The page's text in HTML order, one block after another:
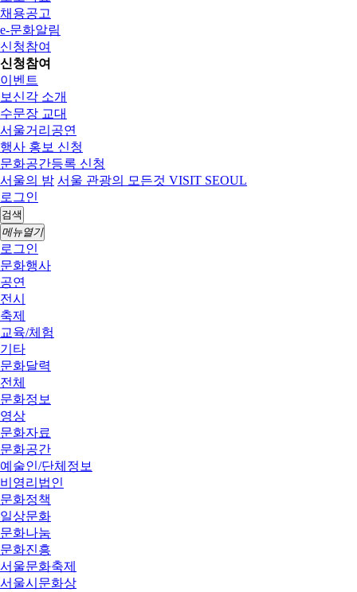
채용공고
e-문화알림
신청참여
신청참여
이벤트
보신각 소개
수문장 교대
서울거리공연
행사 홍보 신청
문화공간등록 신청
서울의 밤 서울 관광의 모든것 VISIT SEOUL
로그인
검색
메뉴열기
로그인
문화행사
공연
전시
축제
교육/체험
기타
문화달력
전체
문화정보
영상
문화자료
문화공간
예술인/단체정보
비영리법인
문화정책
일상문화
문화나눔
문화진흥
서울문화축제
서울시문화상